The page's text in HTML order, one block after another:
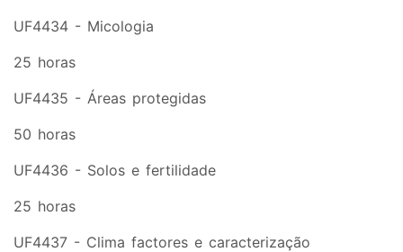
UF4434 - Micologia
25 horas
UF4435 - Áreas protegidas
50 horas
UF4436 - Solos e fertilidade
25 horas
UF4437 - Clima factores e caracterização